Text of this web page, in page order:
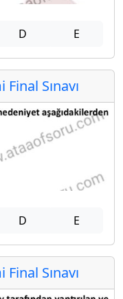
D E
Sınavı
D E
Sınavı